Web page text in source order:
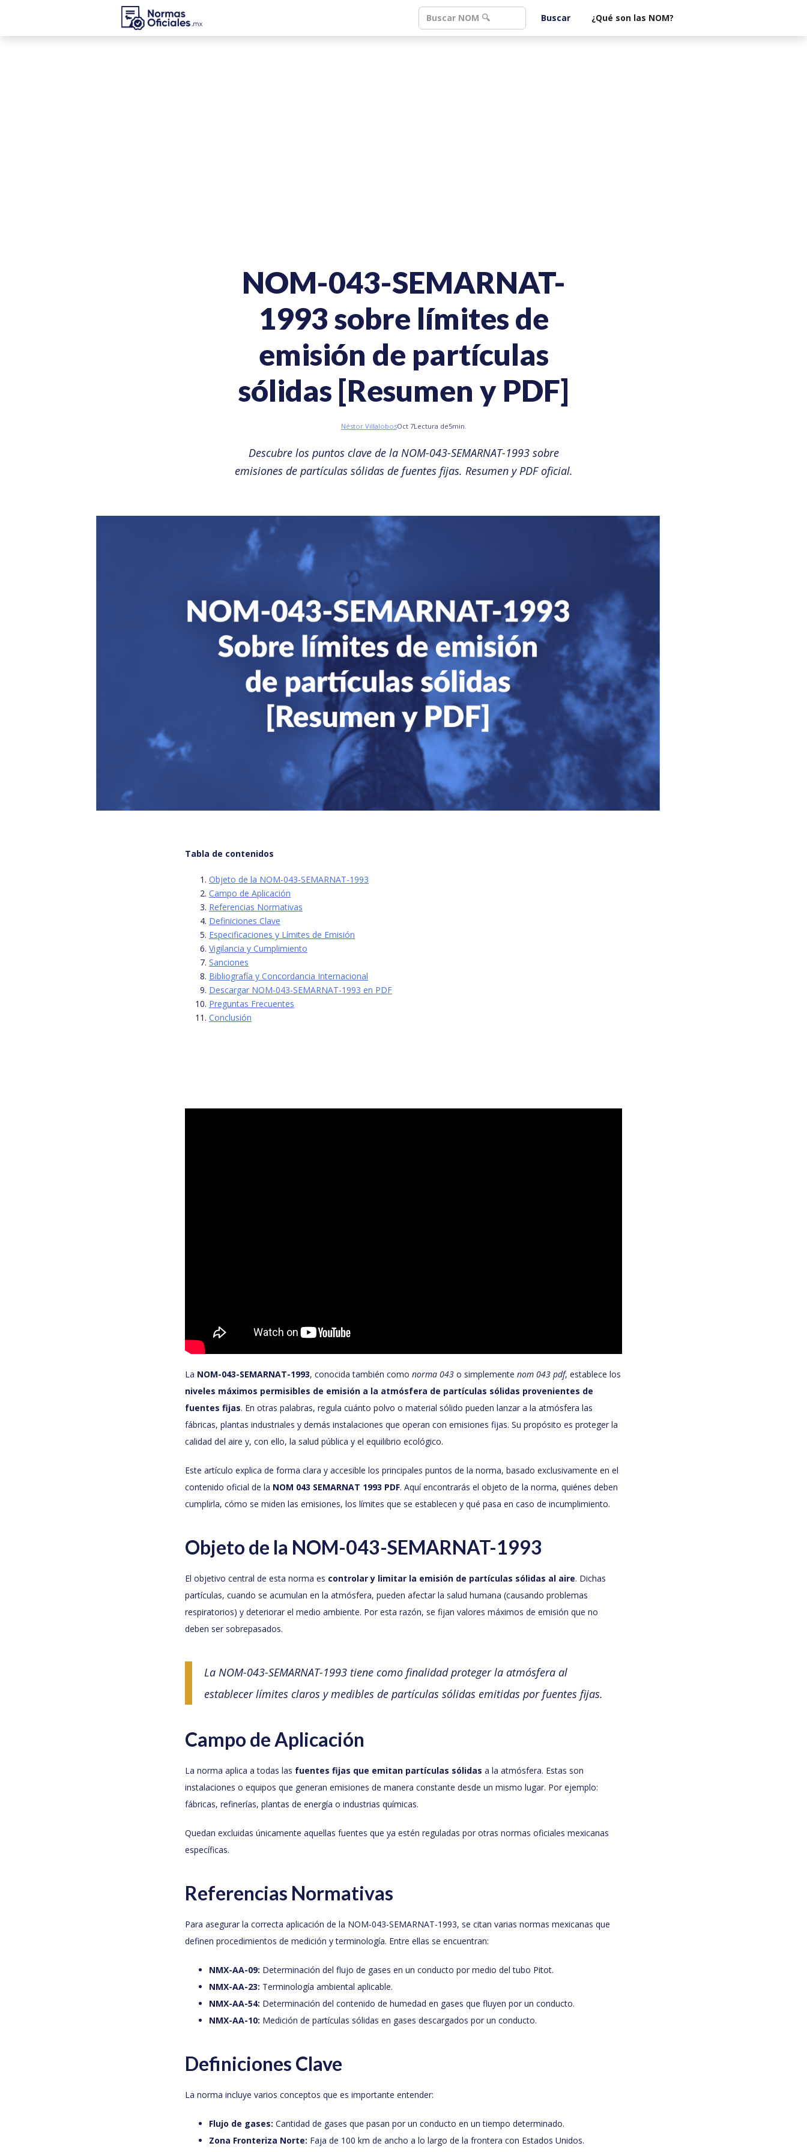
¿Qué son las NOM?
NOM-043-SEMARNAT-
1993 sobre límites de
emisión de partículas
sólidas [Resumen y PDF]
Néstor VillalobosOct 7Lectura de5min.
Descubre los puntos clave de la NOM-043-SEMARNAT-1993 sobre
emisiones de partículas sólidas de fuentes fijas. Resumen y PDF oficial.
Tabla de contenidos
Objeto de la NOM-043-SEMARNAT-1993
Campo de Aplicación
Referencias Normativas
Definiciones Clave
Especificaciones y Límites de Emisión
Vigilancia y Cumplimiento
Sanciones
Bibliografía y Concordancia Internacional
Descargar NOM-043-SEMARNAT-1993 en PDF
Preguntas Frecuentes
Conclusión
La NOM-043-SEMARNAT-1993, conocida también como norma 043 o simplemente nom 043 pdf, establece los
niveles máximos permisibles de emisión a la atmósfera de partículas sólidas provenientes de
fuentes fijas. En otras palabras, regula cuánto polvo o material sólido pueden lanzar a la atmósfera las
fábricas, plantas industriales y demás instalaciones que operan con emisiones fijas. Su propósito es proteger la
calidad del aire y, con ello, la salud pública y el equilibrio ecológico.
Este artículo explica de forma clara y accesible los principales puntos de la norma, basado exclusivamente en el
contenido oficial de la NOM 043 SEMARNAT 1993 PDF. Aquí encontrarás el objeto de la norma, quiénes deben
cumplirla, cómo se miden las emisiones, los límites que se establecen y qué pasa en caso de incumplimiento.
Objeto de la NOM-043-SEMARNAT-1993
El objetivo central de esta norma es controlar y limitar la emisión de partículas sólidas al aire. Dichas
partículas, cuando se acumulan en la atmósfera, pueden afectar la salud humana (causando problemas
respiratorios) y deteriorar el medio ambiente. Por esta razón, se fijan valores máximos de emisión que no
deben ser sobrepasados.
La NOM-043-SEMARNAT-1993 tiene como finalidad proteger la atmósfera al
establecer límites claros y medibles de partículas sólidas emitidas por fuentes fijas.
Campo de Aplicación
La norma aplica a todas las fuentes fijas que emitan partículas sólidas a la atmósfera. Estas son
instalaciones o equipos que generan emisiones de manera constante desde un mismo lugar. Por ejemplo:
fábricas, refinerías, plantas de energía o industrias químicas.
Quedan excluidas únicamente aquellas fuentes que ya estén reguladas por otras normas oficiales mexicanas
específicas.
Referencias Normativas
Para asegurar la correcta aplicación de la NOM-043-SEMARNAT-1993, se citan varias normas mexicanas que
definen procedimientos de medición y terminología. Entre ellas se encuentran:
NMX-AA-09: Determinación del flujo de gases en un conducto por medio del tubo Pitot.
NMX-AA-23: Terminología ambiental aplicable.
NMX-AA-54: Determinación del contenido de humedad en gases que fluyen por un conducto.
NMX-AA-10: Medición de partículas sólidas en gases descargados por un conducto.
Definiciones Clave
La norma incluye varios conceptos que es importante entender:
Flujo de gases: Cantidad de gases que pasan por un conducto en un tiempo determinado.
Zona Fronteriza Norte: Faja de 100 km de ancho a lo largo de la frontera con Estados Unidos.